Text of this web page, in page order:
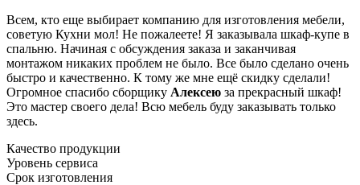
Всем, кто еще выбирает компанию для изготовления мебели,
советую Кухни мол! Не пожалеете! Я заказывала шкаф-купе в
спальню. Начиная с обсуждения заказа и заканчивая
монтажом никаких проблем не было. Все было сделано очень
быстро и качественно. К тому же мне ещё скидку сделали!
Огромное спасибо сборщику Алексею за прекрасный шкаф!
Это мастер своего дела! Всю мебель буду заказывать только
здесь.
Качество продукции
Уровень сервиса
Срок изготовления